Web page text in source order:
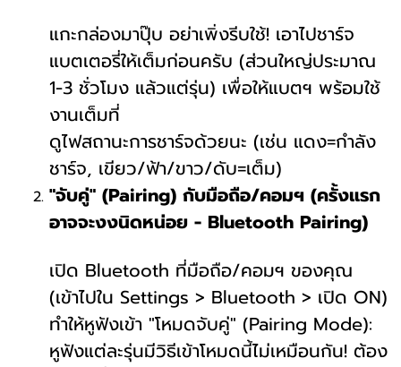
แกะกล่องมาปุ๊บ อย่าเพิ่งรีบใช้! เอาไปชาร์จ
แบตเตอรี่ให้เต็มก่อนครับ (ส่วนใหญ่ประมาณ
1-3 ชั่วโมง แล้วแต่รุ่น) เพื่อให้แบตฯ พร้อมใช้
งานเต็มที่
ดูไฟสถานะการชาร์จด้วยนะ (เช่น แดง=กำลัง
ชาร์จ, เขียว/ฟ้า/ขาว/ดับ=เต็ม)
"จับคู่" (Pairing) กับมือถือ/คอมฯ (ครั้งแรก
อาจจะงงนิดหน่อย - Bluetooth Pairing)
เปิด Bluetooth ที่มือถือ/คอมฯ ของคุณ
(เข้าไปใน Settings > Bluetooth > เปิด ON)
ทำให้หูฟังเข้า "โหมดจับคู่" (Pairing Mode):
หูฟังแต่ละรุ่นมีวิธีเข้าโหมดนี้ไม่เหมือนกัน! ต้อง